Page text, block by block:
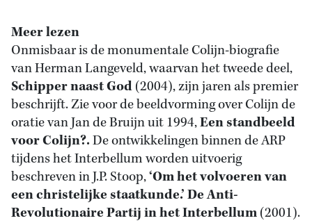
Meer lezen
Onmisbaar is de monumentale Colijn-biografie
van Herman Langeveld, waarvan het tweede deel,
Schipper naast God(2004), zijn jaren als premier
beschrijft. Zie voor de beeldvorming over Colijn de
oratie van Jan de Bruijn uit 1994,Een standbeeld
voor Colijn?.De ontwikkelingen binnen de ARP
tijdens het Interbellum worden uitvoerig
beschreven in J.P. Stoop,‘Om het volvoeren van
een christelijke staatkunde.’ De Anti-
Revolutionaire Partij in het Interbellum(2001).